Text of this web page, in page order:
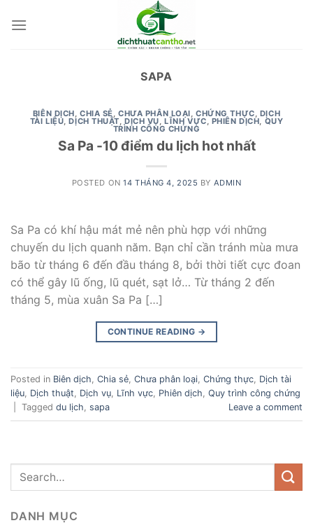
SAPA
BIÊN DỊCH,CHIA SẺ,CHƯA PHÂN LOẠI,CHỨNG THỰC, DỊCH
TÀI LIỆU,DỊCH THUẬT,DỊCH VỤ,LĨNH VỰC, PHIÊN DỊCH, QUY
TRÌNH CÔNG CHỨNG
Sa Pa -10 điểm du lịch hot nhất
POSTED ON14 THÁNG 4, 2025 BY ADMIN
Sa Pa có khí hậu mát mẻ nên phù hợp với những
chuyến du lịch quanh năm. Bạn chỉ cần tránh mùa mưa
bão từ tháng 6 đến đầu tháng 8, bởi thời tiết cực đoan
có thể gây lũ ống, lũ quét, sạt lở… Từ tháng 2 đến
tháng 5, mùa xuân Sa Pa […]
CONTINUE READING →
Posted in Biên dịch Chia sẻ Chưa phân loại Chứng thực Dịch tài
liệu Dịch thuật Dịch vụ Lĩnh vực Phiên dịch Quy trình công chứng
Tagged du lịch sapa Leave a comment
DANH MỤC